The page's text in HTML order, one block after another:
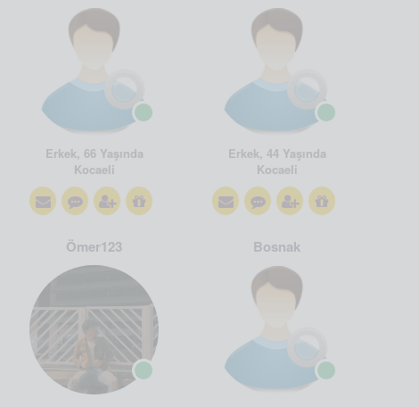
Erkek, 66 Yaşında
Kocaeli
Erkek, 44 Yaşında
Kocaeli
Ömer123 Bosnak